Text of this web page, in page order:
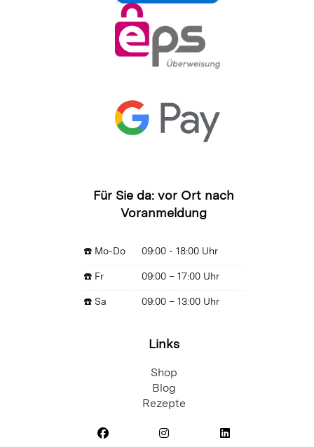
Für Sie da: vor Ort nach
Voranmeldung
☎️ Mo-Do 09:00 - 18:00 Uhr
☎️ Fr 09:00 – 17:00 Uhr
☎️ Sa 09:00 – 13:00 Uhr
Links
Shop
Blog
Rezepte